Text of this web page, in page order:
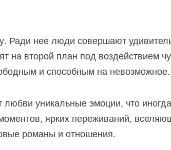
Ради нее люди совершают
на второй план под воздействием
и способным на невозможное.
уникальные эмоции, что
ярких переживаний,
романы и отношения.